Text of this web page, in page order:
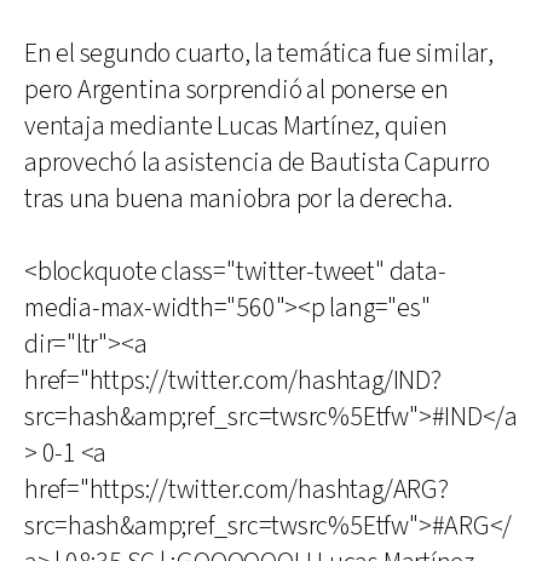
En el segundo cuarto, la temática fue similar,
pero Argentina sorprendió al ponerse en
ventaja mediante Lucas Martínez, quien
aprovechó la asistencia de Bautista Capurro
tras una buena maniobra por la derecha.
<blockquote class="twitter-tweet" data-
media-max-width="560"><p lang="es"
dir="ltr"><a
href="https://twitter.com/hashtag/IND?
src=hash&amp;ref_src=twsrc%5Etfw">#IND</a
> 0-1 <a
href="https://twitter.com/hashtag/ARG?
src=hash&amp;ref_src=twsrc%5Etfw">#ARG</